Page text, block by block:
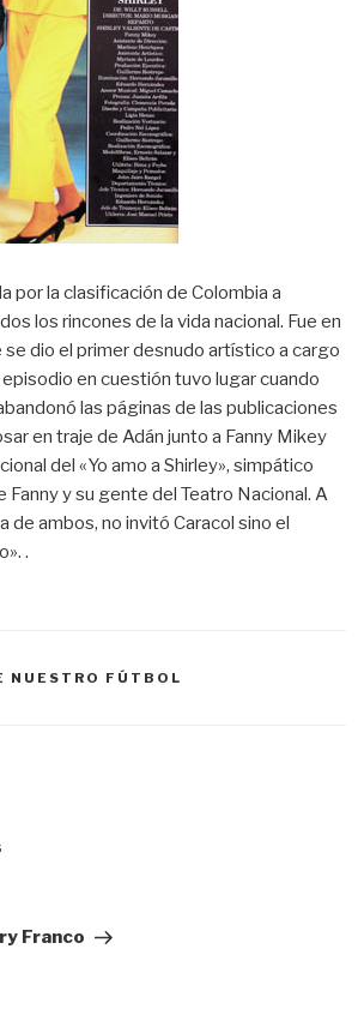
por la clasificación de Colombia a
los rincones de la vida nacional. Fue en
dio el primer desnudo artístico a cargo
en cuestión tuvo lugar cuando
las páginas de las publicaciones
en traje de Adán junto a Fanny Mikey
del «Yo amo a Shirley», simpático
Fanny y su gente del Teatro Nacional. A
de ambos, no invitó Caracol sino el
.
NUESTRO FÚTBOL
Franco